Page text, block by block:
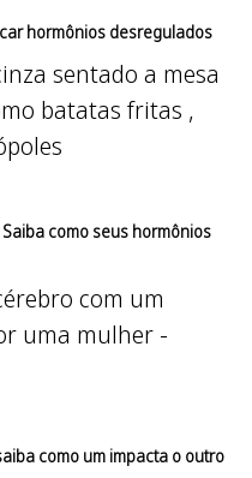
hormônios desregulados
como seus hormônios
como um impacta o outro